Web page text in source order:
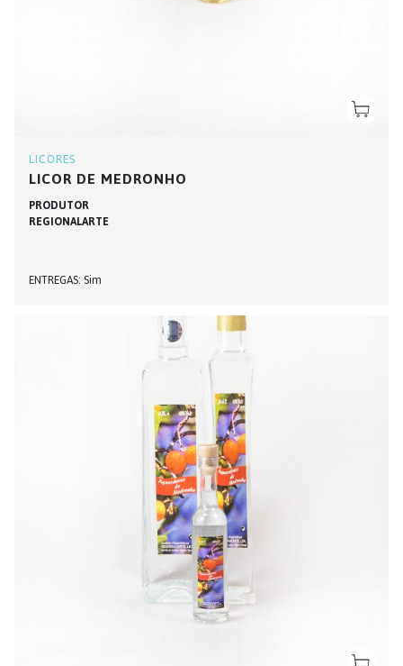
LICORES
LICOR DE MEDRONHO
PRODUTOR
REGIONALARTE
ENTREGAS Sim